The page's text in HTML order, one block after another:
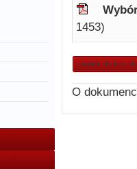
1453)
powrót do listy
O